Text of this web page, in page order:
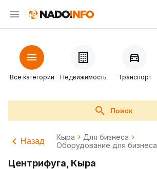
Все категории Недвижимость Транспорт
Поиск
Назад Кыра
Для бизнеса
Оборудование для бизнеса
Центрифуга, Кыра